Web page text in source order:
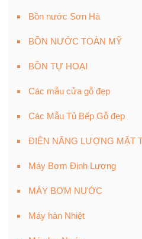
Bồn nước Sơn Hà
BỒN NƯỚC TOÀN MỸ
BỒN TỰ HOẠI
Các mẫu cửa gỗ đẹp
Các Mẫu Tủ Bếp Gỗ đẹp
ĐIỆN NĂNG LƯỢNG MẶT
Máy Bơm Định Lượng
MÁY BƠM NƯỚC
Máy hàn Nhiệt